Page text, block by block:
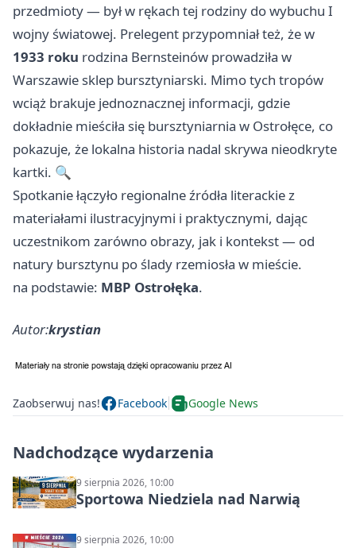
przedmioty — był w rękach tej rodziny do wybuchu I
wojny światowej. Prelegent przypomniał też, że w
1933 roku rodzina Bernsteinów prowadziła w
Warszawie sklep bursztyniarski. Mimo tych tropów
wciąż brakuje jednoznacznej informacji, gdzie
dokładnie mieściła się bursztyniarnia w Ostrołęce, co
pokazuje, że lokalna historia nadal skrywa nieodkryte
kartki. 🔍
Spotkanie łączyło regionalne źródła literackie z
materiałami ilustracyjnymi i praktycznymi, dając
uczestnikom zarówno obrazy, jak i kontekst — od
natury bursztynu po ślady rzemiosła w mieście.
na podstawie: MBP Ostrołęka.
Autor:krystian
Zaobserwuj nas! Facebook Google News
Nadchodzące wydarzenia
9 sierpnia 2026, 10:00
Sportowa Niedziela nad Narwią
9 sierpnia 2026, 10:00